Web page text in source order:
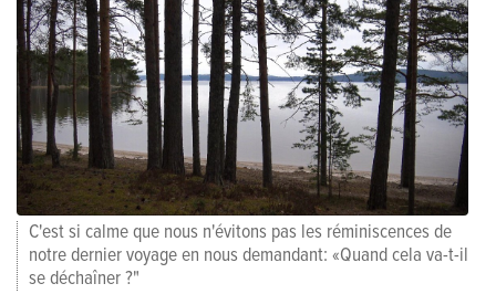
C'est si calme que nous n'évitons pas les réminiscences de
notre dernier voyage en nous demandant: «Quand cela va-t-il
se déchaîner ?"